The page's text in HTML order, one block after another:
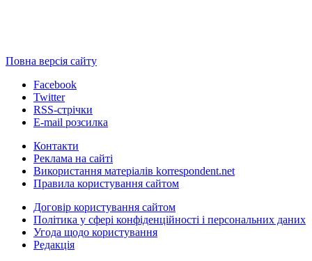
Повна версія сайту
Facebook
Twitter
RSS-стрічки
E-mail розсилка
Контакти
Реклама на сайті
Використання матеріалів korrespondent.net
Правила користування сайтом
Договір користування сайтом
Політика у сфері конфіденційності і персональних даних
Угода щодо користування
Редакція